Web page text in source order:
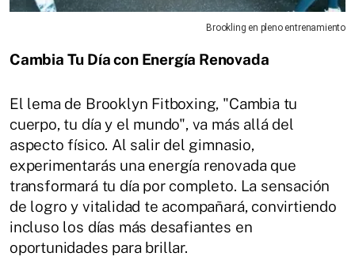
Brookling en pleno entrenamiento
Cambia Tu Día con Energía Renovada
El lema de Brooklyn Fitboxing, "Cambia tu
cuerpo, tu día y el mundo", va más allá del
aspecto físico. Al salir del gimnasio,
experimentarás una energía renovada que
transformará tu día por completo. La sensación
de logro y vitalidad te acompañará, convirtiendo
incluso los días más desafiantes en
oportunidades para brillar.